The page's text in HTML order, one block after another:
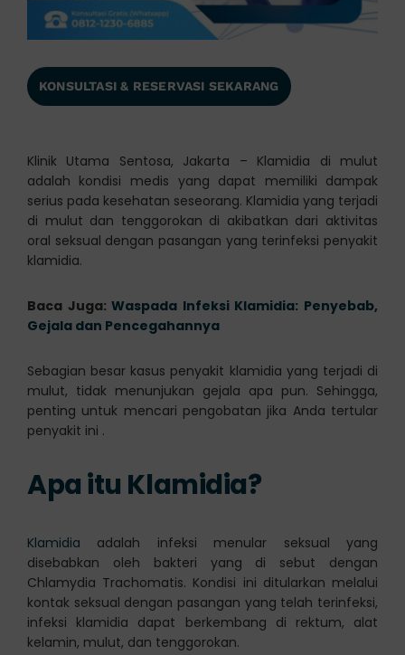
KONSULTASI & RESERVASI SEKARANG
Klinik Utama Sentosa, Jakarta – Klamidia di mulut
adalah kondisi medis yang dapat memiliki dampak
serius pada kesehatan seseorang. Klamidia yang terjadi
di mulut dan tenggorokan di akibatkan dari aktivitas
oral seksual dengan pasangan yang terinfeksi penyakit
klamidia.
Baca Juga:Waspada Infeksi Klamidia: Penyebab,
Gejala dan Pencegahannya
Sebagian besar kasus penyakit klamidia yang terjadi di
mulut, tidak menunjukan gejala apa pun. Sehingga,
penting untuk mencari pengobatan jika Anda tertular
penyakit ini .
Apa itu Klamidia?
Klamidia adalah infeksi menular seksual yang
disebabkan oleh bakteri yang di sebut dengan
Chlamydia Trachomatis. Kondisi ini ditularkan melalui
kontak seksual dengan pasangan yang telah terinfeksi,
infeksi klamidia dapat berkembang di rektum, alat
kelamin, mulut, dan tenggorokan.